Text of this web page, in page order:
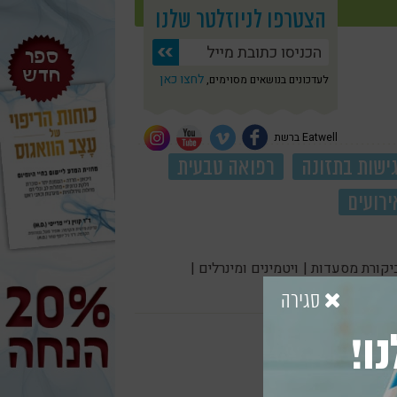
הצטרפו לניוזלטר שלנו
לעדכונים בנושאים מסוימים, לחצו כאן
Eatwell ברשת
גישות בתזונה
רפואה טבעית
מסעדות | ויטמינים ומינרלים |
סגירה